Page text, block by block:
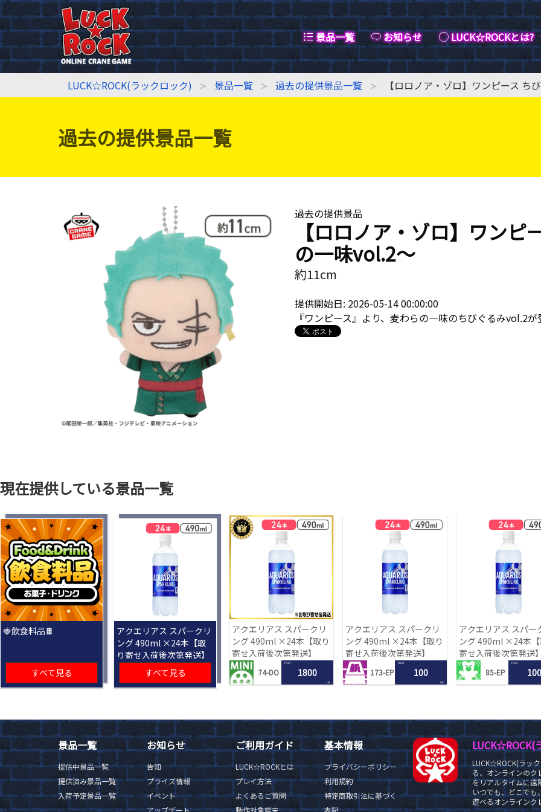
景品一覧 お知らせ LUCK☆ROCKとは?
LUCK☆ROCK(ラックロック) 景品一覧 過去の提供景品一覧 【ロロノア・ゾロ】ワンピース ち
過去の提供景品一覧
過去の提供景品
【ロロノア・ゾロ】ワン
の一味vol.2〜
約11cm
提供開始日: 2026-05-14 00:00:00
『ワンピース』より、麦わらの一味のちびぐるみvol.2が
現在提供している景品一覧
🍓飲食料品🍫
すべて見る
アクエリアス スパークリ
ング 490ml ×24本【取
り寄せ入荷後次第発送】
すべて見る
アクエリアス スパークリ
ング 490ml ×24本【取り
寄せ入荷後次第発送】
74-DO
1 PLAY
1800
LRC
アクエリアス スパークリ
ング 490ml ×24本【取り
寄せ入荷後次第発送】
173-EP
1 PLAY
100
LRC
アクエリアス スパー
ング 490ml ×24本
寄せ入荷後次第発送
85-EP
1 PLAY
100
景品一覧
提供中景品一覧
提供済み景品一覧
入荷予定景品一覧
お知らせ
告知
プライズ情報
イベント
アップデート
ご利用ガイド
LUCK☆ROCKとは
プレイ方法
よくあるご質問
動作対象端末
基本情報
プライバシーポリシー
利用規約
特定商取引法に基づく
表記
LUCK☆ROCK(
LUCK☆ROCK(ラッ
る、オンラインのク
をリアルタイムに遠
いつでも、どこでも
遊べるオンラインク